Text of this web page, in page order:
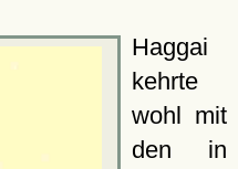
Haggai
kehrte
wohl mit
den in